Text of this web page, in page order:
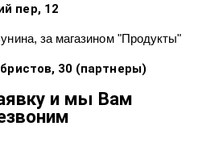
пер, 12
за магазином "Продукты"
30 (партнеры)
и мы Вам